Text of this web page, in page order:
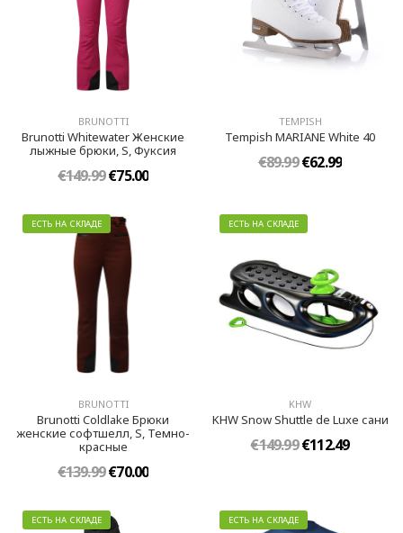
BRUNOTTI
Brunotti Whitewater Женские
лыжные брюки, S, Фуксия
€149.99€75.00
TEMPISH
Tempish MARIANE White 40
€89.99€62.99
ЕСТЬ НА СКЛАДЕ
BRUNOTTI
Brunotti Coldlake Брюки
женские софтшелл, S, Темно-
красные
€139.99€70.00
ЕСТЬ НА СКЛАДЕ
KHW
KHW Snow Shuttle de Luxe сани
€149.99€112.49
ЕСТЬ НА СКЛАДЕ ЕСТЬ НА СКЛАДЕ